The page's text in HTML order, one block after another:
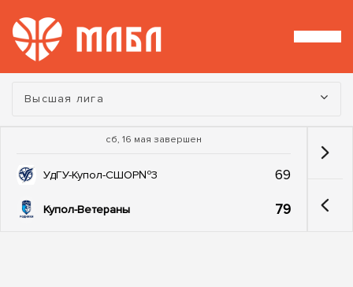
Турнир:
Высшая лига
сб, 16 мая завершен
УдГУ-Купол-СШОР№3 69
Купол-Ветераны 79